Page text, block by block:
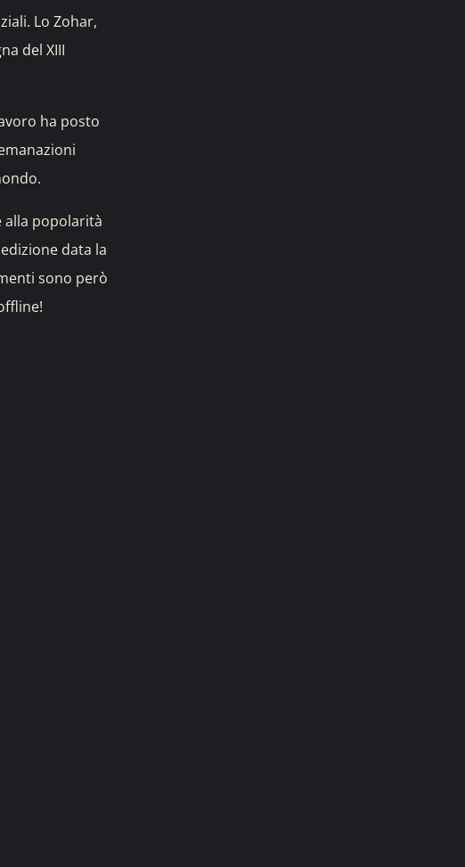
Lo Zohar,
del XIII
ha posto
alla popolarità
data la
sono però